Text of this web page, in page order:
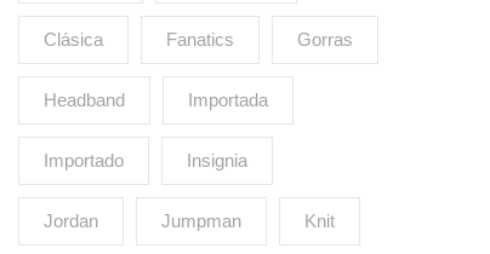
Clásica Fanatics Gorras
Headband Importada
Importado Insignia
Jordan Jumpman Knit